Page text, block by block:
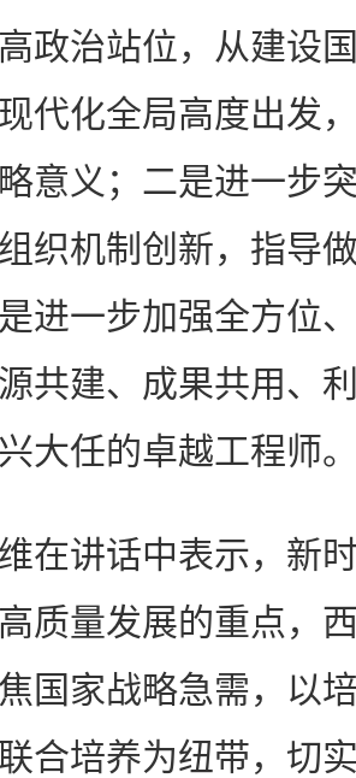
政治站位，从建设
代化全局高度出发
意义；二是进一步
织机制创新，指导
进一步加强全方位
共建、成果共用、
大任的卓越工程师
讲话中表示，新时
质量发展的重点，
国家战略急需，以
合培养为纽带，切